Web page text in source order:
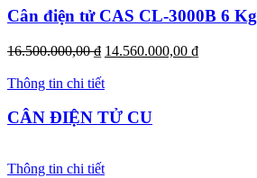
Cân điện tử CAS CL-3000B 6 Kg
16.500.000,00₫ Giá
là:
14.560.000,00 ₫Giá
Thông tin chi tiết
CÂN ĐIỆN TỬ CU
Thông tin chi tiết